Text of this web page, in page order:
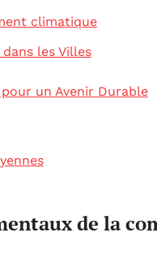
climatique
les Villes
pour un Avenir Durable
de la